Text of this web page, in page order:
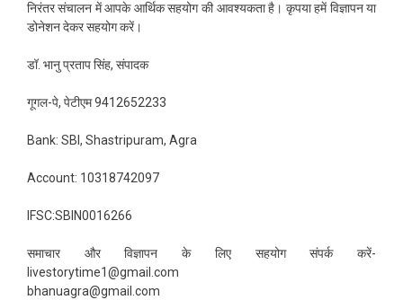
निरंतर संचालन में आपके आर्थिक सहयोग की आवश्यकता है। कृपया हमें विज्ञापन या
डोनेशन देकर सहयोग करें।
डॉ. भानु प्रताप सिंह, संपादक
गूगल-पे, पेटीएम 9412652233
Bank: SBI, Shastripuram, Agra
Account: 10318742097
IFSC:SBIN0016266
समाचार और विज्ञापन के लिए सहयोग संपर्क करें-
livestorytime1@gmail.com
bhanuagra@gmail.com